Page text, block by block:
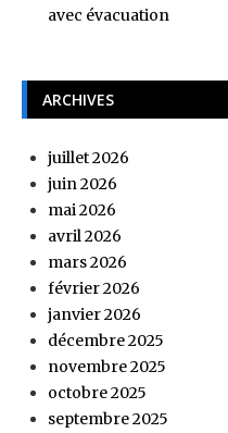
avec évacuation
ARCHIVES
juillet 2026
juin 2026
mai 2026
avril 2026
mars 2026
février 2026
janvier 2026
décembre 2025
novembre 2025
octobre 2025
septembre 2025